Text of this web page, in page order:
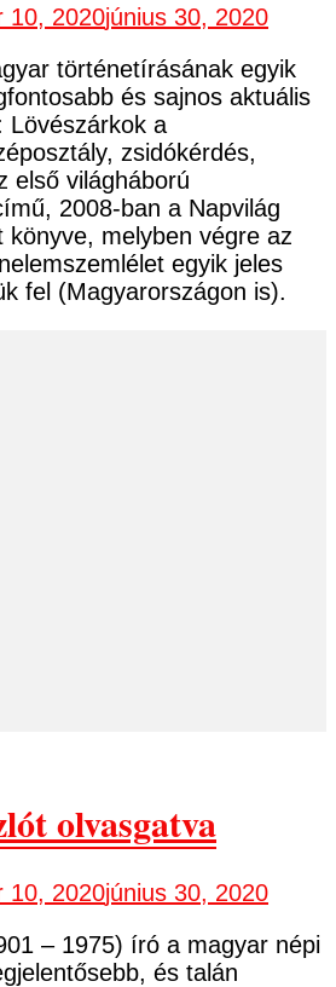
10, 2020június 30, 2020
történetírásának egyik
és sajnos aktuális
Lövészárkok a
zsidókérdés,
első világháború
2008-ban a Napvilág
könyve, melyben végre az
egyik jeles
fel (Magyarországon is).
olvasgatva
10, 2020június 30, 2020
– 1975) író a magyar népi
és talán